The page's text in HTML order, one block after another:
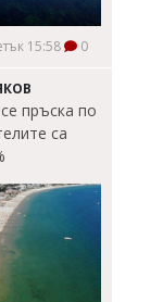
15:58 0
пръска по
са